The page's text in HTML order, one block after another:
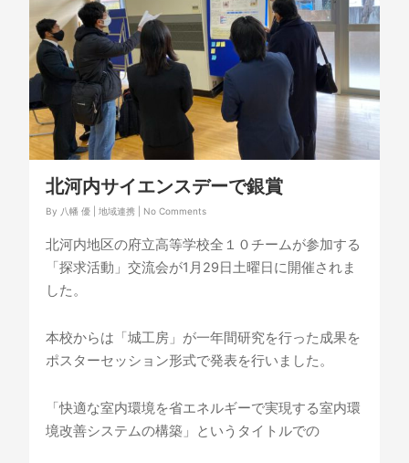
北河内サイエンスデーで銀賞
By 八幡 優 地域連携 No Comments
北河内地区の府立高等学校全１０チームが参加する
「探求活動」交流会が1月29日土曜日に開催されま
した。
本校からは「城工房」が一年間研究を行った成果を
ポスターセッション形式で発表を行いました。
「快適な室内環境を省エネルギーで実現する室内環
境改善システムの構築」というタイトルでの